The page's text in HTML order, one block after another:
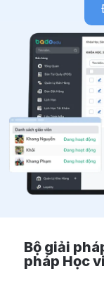
Bộ giải
pháp Học